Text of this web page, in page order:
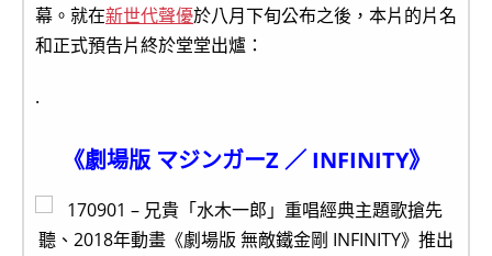
幕。就在新世代聲優於八月下旬公布之後，本片的片名
和正式預告片終於堂堂出爐：
.
《劇場版 マジンガーZ ／ INFINITY》